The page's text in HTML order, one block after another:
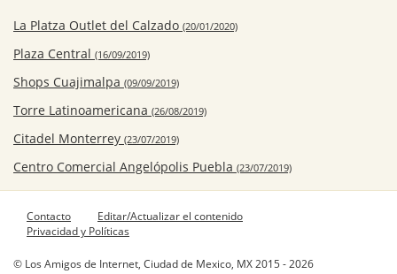
La Platza Outlet del Calzado (20/01/2020)
Plaza Central (16/09/2019)
Shops Cuajimalpa (09/09/2019)
Torre Latinoamericana (26/08/2019)
Citadel Monterrey (23/07/2019)
Centro Comercial Angelópolis Puebla (23/07/2019)
Contacto
Editar/Actualizar el contenido
Privacidad y Políticas
© Los Amigos de Internet, Ciudad de Mexico, MX 2015 - 2026